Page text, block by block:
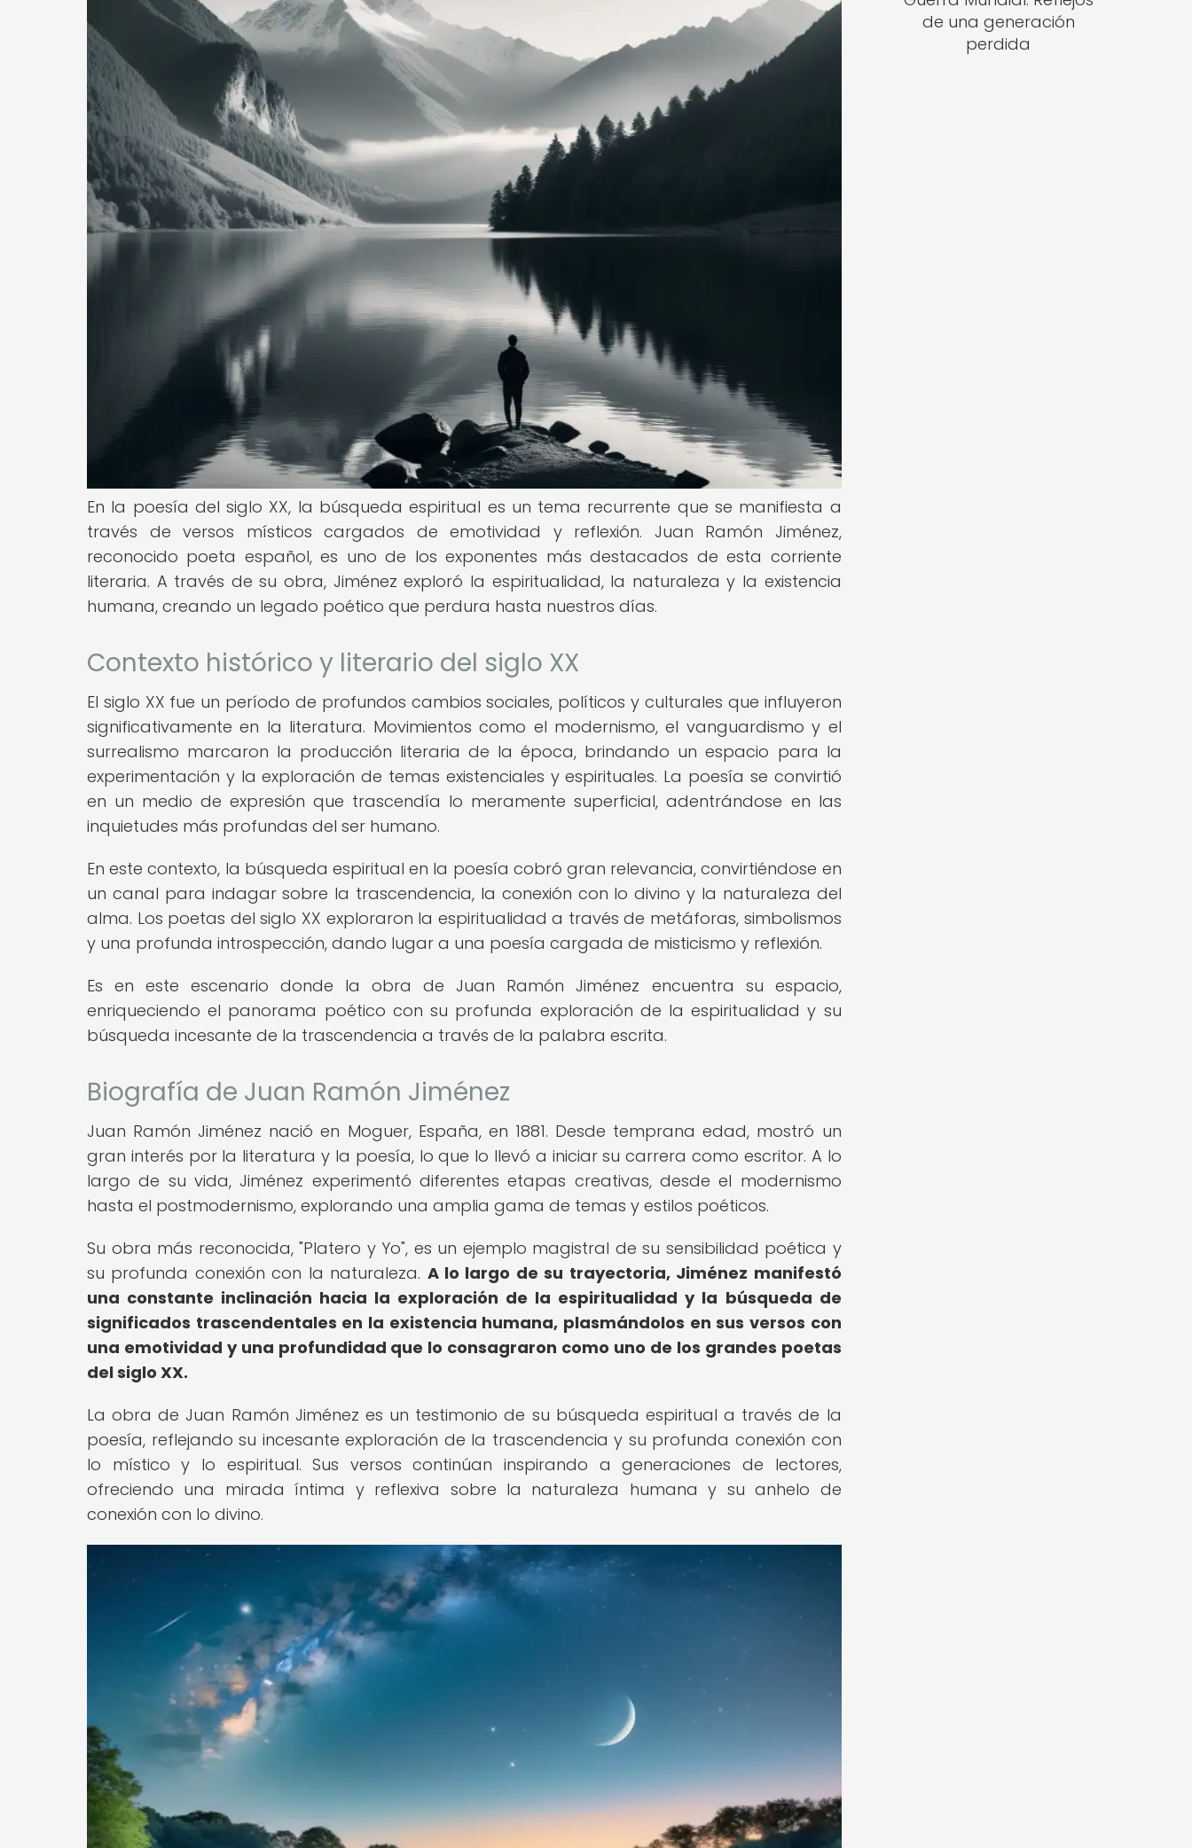
En la poesía del siglo XX, la búsqueda espiritual es un tema recurrente que se manifiesta a
través de versos místicos cargados de emotividad y reflexión. Juan Ramón Jiménez,
reconocido poeta español, es uno de los exponentes más destacados de esta corriente
literaria. A través de su obra, Jiménez exploró la espiritualidad, la naturaleza y la existencia
humana, creando un legado poético que perdura hasta nuestros días.
Contexto histórico y literario del siglo XX
El siglo XX fue un período de profundos cambios sociales, políticos y culturales que influyeron
significativamente en la literatura. Movimientos como el modernismo, el vanguardismo y el
surrealismo marcaron la producción literaria de la época, brindando un espacio para la
experimentación y la exploración de temas existenciales y espirituales. La poesía se convirtió
en un medio de expresión que trascendía lo meramente superficial, adentrándose en las
inquietudes más profundas del ser humano.
En este contexto, la búsqueda espiritual en la poesía cobró gran relevancia, convirtiéndose en
un canal para indagar sobre la trascendencia, la conexión con lo divino y la naturaleza del
alma. Los poetas del siglo XX exploraron la espiritualidad a través de metáforas, simbolismos
y una profunda introspección, dando lugar a una poesía cargada de misticismo y reflexión.
Es en este escenario donde la obra de Juan Ramón Jiménez encuentra su espacio,
enriqueciendo el panorama poético con su profunda exploración de la espiritualidad y su
búsqueda incesante de la trascendencia a través de la palabra escrita.
Biografía de Juan Ramón Jiménez
Juan Ramón Jiménez nació en Moguer, España, en 1881. Desde temprana edad, mostró un
gran interés por la literatura y la poesía, lo que lo llevó a iniciar su carrera como escritor. A lo
largo de su vida, Jiménez experimentó diferentes etapas creativas, desde el modernismo
hasta el postmodernismo, explorando una amplia gama de temas y estilos poéticos.
Su obra más reconocida, "Platero y Yo", es un ejemplo magistral de su sensibilidad poética y
su profunda conexión con la naturaleza. A lo largo de su trayectoria, Jiménez manifestó
una constante inclinación hacia la exploración de la espiritualidad y la búsqueda de
significados trascendentales en la existencia humana, plasmándolos en sus versos con
una emotividad y una profundidad que lo consagraron como uno de los grandes poetas
del siglo XX.
La obra de Juan Ramón Jiménez es un testimonio de su búsqueda espiritual a través de la
poesía, reflejando su incesante exploración de la trascendencia y su profunda conexión con
lo místico y lo espiritual. Sus versos continúan inspirando a generaciones de lectores,
ofreciendo una mirada íntima y reflexiva sobre la naturaleza humana y su anhelo de
conexión con lo divino.
de una generación
perdida